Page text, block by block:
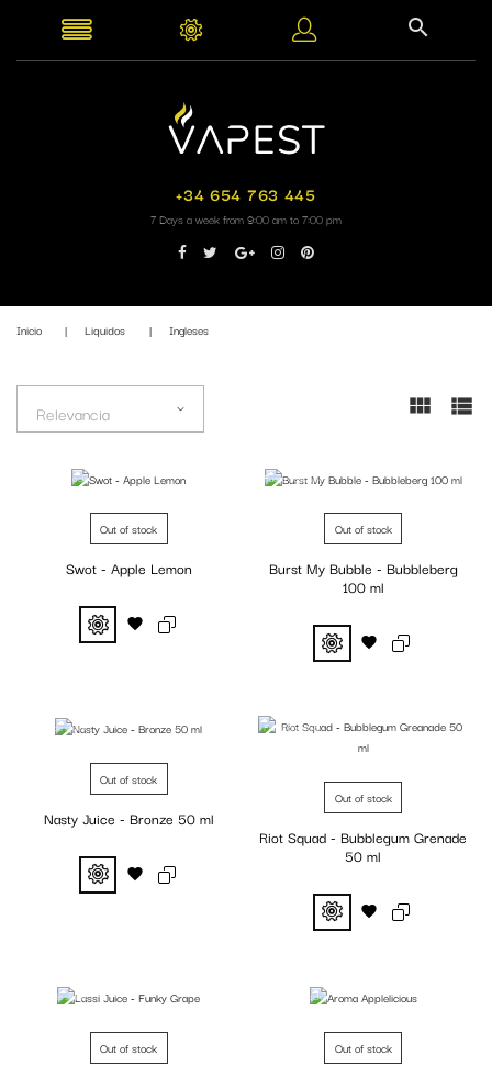
+34 654 763 445
7 Days a week from 9:00 am to 7:00 pm
Inicio Liquidos Ingleses
Relevancia
Fuera de stock
Out of stock
Swot - Apple Lemon
Fuera de stock
Out of stock
Burst My Bubble - Bubbleberg
100 ml
Fuera de stock
Out of stock
Nasty Juice - Bronze 50 ml
Fuera de stock
Out of stock
Riot Squad - Bubblegum Grenade
50 ml
Fuera de stock
Out of stock
Fuera de stock
Out of stock